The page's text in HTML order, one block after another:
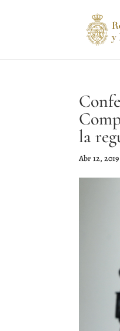
la
Abr 12, 2019